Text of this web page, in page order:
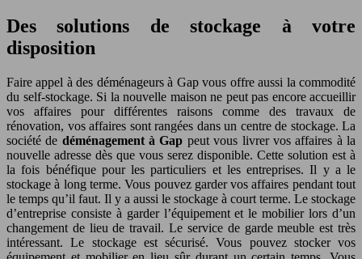
Des solutions de stockage à votre
disposition
Faire appel à des déménageurs à Gap vous offre aussi la commodité
du self-stockage. Si la nouvelle maison ne peut pas encore accueillir
vos affaires pour différentes raisons comme des travaux de
rénovation, vos affaires sont rangées dans un centre de stockage. La
société de déménagement à Gap peut vous livrer vos affaires à la
nouvelle adresse dès que vous serez disponible. Cette solution est à
la fois bénéfique pour les particuliers et les entreprises. Il y a le
stockage à long terme. Vous pouvez garder vos affaires pendant tout
le temps qu’il faut. Il y a aussi le stockage à court terme. Le stockage
d’entreprise consiste à garder l’équipement et le mobilier lors d’un
changement de lieu de travail. Le service de garde meuble est très
intéressant. Le stockage est sécurisé. Vous pouvez stocker vos